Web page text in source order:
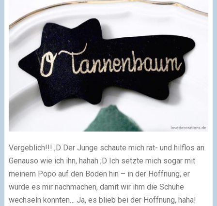
Vergeblich!!! ;D Der Junge schaute mich rat- und hilflos an.
Genauso wie ich ihn, hahah ;D Ich setzte mich sogar mit
meinem Popo auf den Boden hin – in der Hoffnung, er
würde es mir nachmachen, damit wir ihm die Schuhe
wechseln konnten… Ja, es blieb bei der Hoffnung, haha!